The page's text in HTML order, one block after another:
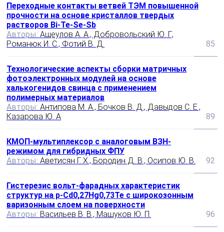
Переходные контакты ветвей ТЭМ повышенной
прочности на основе кристаллов твердых
растворов Bі-Te-Se-Sb
Авторы: Ащеулов А. А., Добровольский Ю. Г.,
Романюк И. С., Фотий В. Д.
85
Технологические аспекты сборки матричных
фотоэлектронных модулей на основе
халькогенидов свинца с применением
полимерных материалов
Авторы: Антипова М. А., Бочков В. Д., Давыдов С. Е.,
Казарова Ю. А
89
КМОП-мультиплексор с аналоговым ВЗН-
режимом для гибридных ФПУ
Авторы: Аветисян Г. Х., Бородин Д. В., Осипов Ю. В. 92
Гистерезис вольт-фарадных характеристик
структур на р-Cd0,27Hg0,73Te с широкозонным
варизонным слоем на поверхности
Авторы: Васильев В. В., Машуков Ю. П. 96